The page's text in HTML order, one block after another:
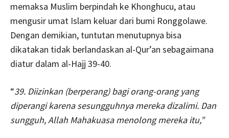
memaksa Muslim berpindah ke Khonghucu, atau
mengusir umat Islam keluar dari bumi Ronggolawe.
Dengan demikian, tuntutan menutupnya bisa
dikatakan tidak berlandaskan al-Qur’an sebagaimana
diatur dalam al-Hajj 39-40.
“39. Diizinkan (berperang) bagi orang-orang yang
diperangi karena sesungguhnya mereka dizalimi. Dan
sungguh, Allah Mahakuasa menolong mereka itu,”